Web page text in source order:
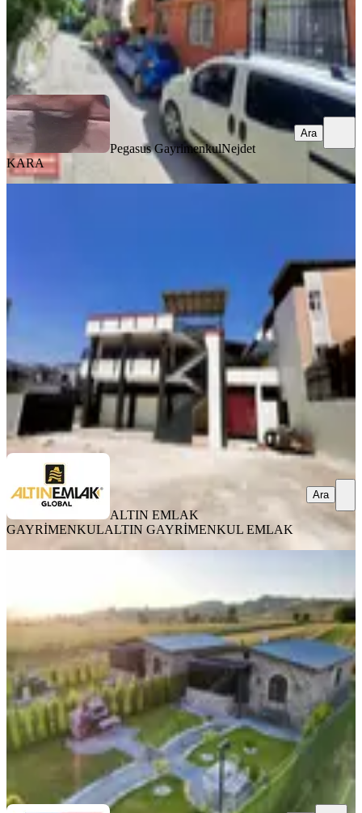
Pegasus GayrimenkulNejdet KARA
Ara
Pegasus GayrimenkulNejdet
KARA
Ara
04.08.2026
13.000.000 ₺
ALTIN EMLAK GAYRİMENKULALTIN GAYRİMENKUL
EMLAK
Ara
ALTIN EMLAK
GAYRİMENKULALTIN GAYRİMENKUL EMLAK
Ara
1.sınıf İşçilikli Eşyalı Cazip
Çukurova, Salbaş Esentepe Mahallesi
3+1·570 m²·04.08.2026
6.300.000 ₺
Akdeniz GayrimenkulKEREM G.